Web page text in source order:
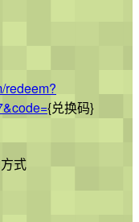
redeem?
{兑换码}
式